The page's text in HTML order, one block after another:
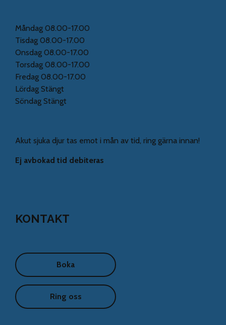
Måndag 08.00-17.00
Tisdag 08.00-17.00
Onsdag 08.00-17.00
Torsdag 08.00-17.00
Fredag 08.00-17.00
Lördag Stängt
Söndag Stängt
Akut sjuka djur tas emot i mån av tid, ring gärna innan!
Ej avbokad tid debiteras
KONTAKT
Boka
Ring oss